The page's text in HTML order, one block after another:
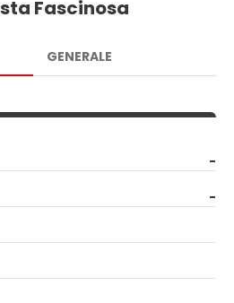
Fascinosa
GENERALE
-
-